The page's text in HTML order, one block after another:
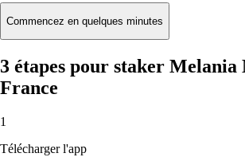
Commencez en quelques minutes
3 étapes pour staker Melania
France
1
Télécharger l'app